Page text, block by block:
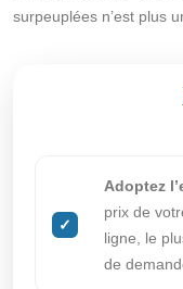
surpeuplées n’est plus
Adoptez
prix de
ligne, le
de